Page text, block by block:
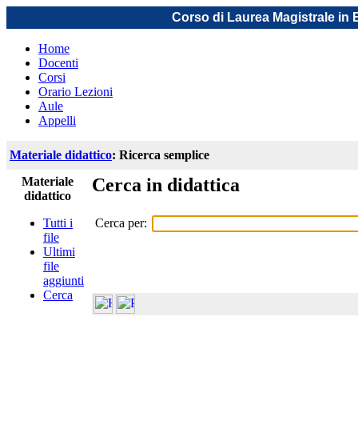
Corso di Laurea Magistrale in
Home
Docenti
Corsi
Orario Lezioni
Aule
Appelli
Materiale didattico: Ricerca semplice
Materiale
didattico
Tutti i
file
Ultimi
file
aggiunti
Cerca
Cerca in didattica
Cerca per: